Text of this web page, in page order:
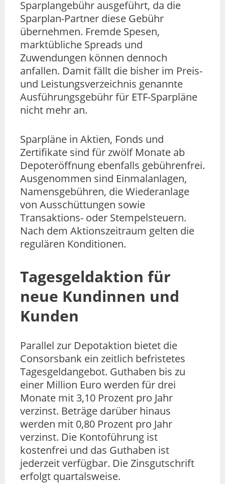
Sparplangebühr ausgeführt, da die
Sparplan-Partner diese Gebühr
übernehmen. Fremde Spesen,
marktübliche Spreads und
Zuwendungen können dennoch
anfallen. Damit fällt die bisher im Preis-
und Leistungsverzeichnis genannte
Ausführungsgebühr für ETF-Sparpläne
nicht mehr an.
Sparpläne in Aktien, Fonds und
Zertifikate sind für zwölf Monate ab
Depoteröffnung ebenfalls gebührenfrei.
Ausgenommen sind Einmalanlagen,
Namensgebühren, die Wiederanlage
von Ausschüttungen sowie
Transaktions- oder Stempelsteuern.
Nach dem Aktionszeitraum gelten die
regulären Konditionen.
Tagesgeldaktion für
neue Kundinnen und
Kunden
Parallel zur Depotaktion bietet die
Consorsbank ein zeitlich befristetes
Tagesgeldangebot. Guthaben bis zu
einer Million Euro werden für drei
Monate mit 3,10 Prozent pro Jahr
verzinst. Beträge darüber hinaus
werden mit 0,80 Prozent pro Jahr
verzinst. Die Kontoführung ist
kostenfrei und das Guthaben ist
jederzeit verfügbar. Die Zinsgutschrift
erfolgt quartalsweise.